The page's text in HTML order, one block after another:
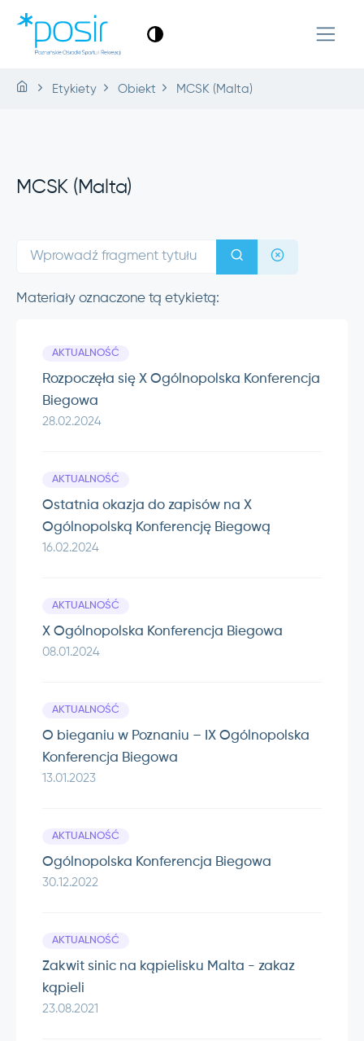
Etykiety Obiekt MCSK (Malta)
MCSK (Malta)
Materiały oznaczone tą etykietą:
Rozpoczęła się X Ogólnopolska Konferencja
Biegowa
28.02.2024
AKTUALNOŚĆ
Ostatnia okazja do zapisów na X
Ogólnopolską Konferencję Biegową
16.02.2024
AKTUALNOŚĆ
X Ogólnopolska Konferencja Biegowa
08.01.2024
AKTUALNOŚĆ
O bieganiu w Poznaniu – IX Ogólnopolska
Konferencja Biegowa
13.01.2023
AKTUALNOŚĆ
Ogólnopolska Konferencja Biegowa
30.12.2022
AKTUALNOŚĆ
Zakwit sinic na kąpielisku Malta - zakaz
kąpieli
23.08.2021
AKTUALNOŚĆ